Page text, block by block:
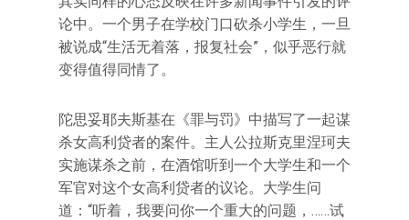
论中。一个男子在学校门口砍杀小学生，一旦
被说成“生活无着落，报复社会”，似乎恶行就
变得值得同情了。
陀思妥耶夫斯基在《罪与罚》中描写了一起谋
杀女高利贷者的案件。主人公拉斯克里涅珂夫
实施谋杀之前，在酒馆听到一个大学生和一个
军官对这个女高利贷者的议论。大学生问
道：“听着，我要问你一个重大的问题，……试